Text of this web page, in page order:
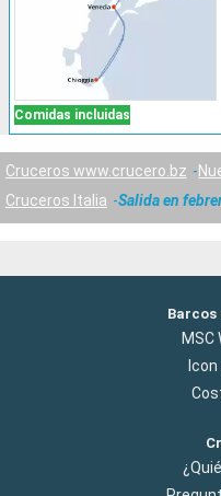
Comidas incluidas
Cruceros www.crucero.bz
Cruceros Italia
Salida en
Barcos
MSC